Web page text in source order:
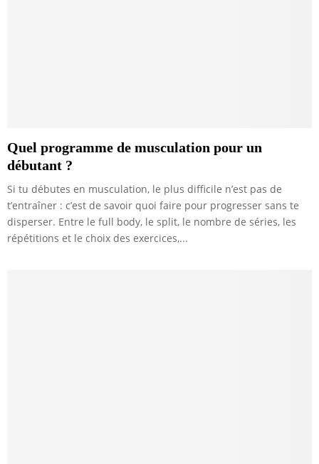
Quel programme de musculation pour un
débutant ?
Si tu débutes en musculation, le plus difficile n’est pas de
t’entraîner : c’est de savoir quoi faire pour progresser sans te
disperser. Entre le full body, le split, le nombre de séries, les
répétitions et le choix des exercices,...